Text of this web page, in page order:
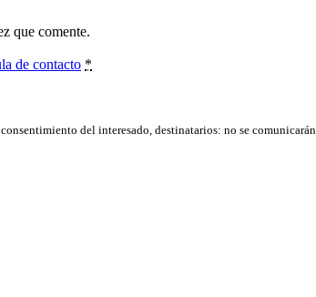
que comente.
de contacto *
del interesado, destinatarios: no se